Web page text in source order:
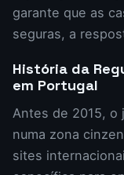
garante que as
seguras, a
História da
em Portugal
Antes de 2015, o
numa zona
sites